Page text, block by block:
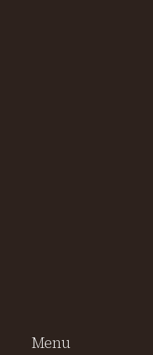
Menu